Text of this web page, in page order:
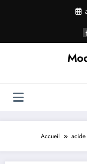
Accueil acide